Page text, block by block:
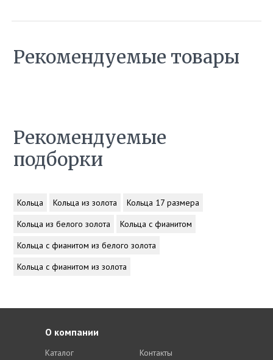
Рекомендуемые товары
Рекомендуемые
подборки
Кольца Кольца из золота
Кольца 17 размера
Кольца из белого золота
Кольца с фианитом
Кольца с фианитом из белого золота
Кольца с фианитом из золота
О компании
Каталог
Контакты